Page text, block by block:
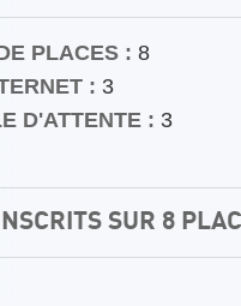
PLACES : 8
: 3
D'ATTENTE : 3
SUR 8